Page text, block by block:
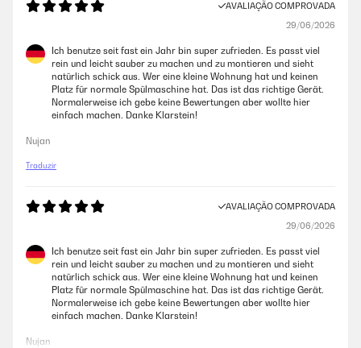
bastante bien, he de decir que uso la mitad de unas pastillas 3 en 1e
incluso así ya os digo que limpia bastante bien. He estado leyendo a
gente comentando que no se puede regular el suministro de sal
dependiendo de la dureza del agua, y esto no es así. El problema es
que en el manual dice que hay que dejar pulsado el botón de
Play/pause durante 5 segundos, y en realidad el que hay que dejar
pasando el tiempo iré actualizando que tal sigue yendo este
AVALIAÇÃO COMPROVADA
03/12/2022
De momento todo bien, es muy práctico.
Usuario/a de amazon
AVALIAÇÃO COMPROVADA
29/06/2026
Ich benutze seit fast ein Jahr bin super zufrieden. Es passt viel
rein und leicht sauber zu machen und zu montieren und sieht
natürlich schick aus. Wer eine kleine Wohnung hat und keinen
Platz für normale Spülmaschine hat. Das ist das richtige Gerät.
Normalerweise ich gebe keine Bewertungen aber wollte hier
einfach machen. Danke Klarstein!
Nujan
Traduzir
AVALIAÇÃO COMPROVADA
29/06/2026
Ich benutze seit fast ein Jahr bin super zufrieden. Es passt viel
rein und leicht sauber zu machen und zu montieren und sieht
natürlich schick aus. Wer eine kleine Wohnung hat und keinen
Platz für normale Spülmaschine hat. Das ist das richtige Gerät.
Normalerweise ich gebe keine Bewertungen aber wollte hier
einfach machen. Danke Klarstein!
Nujan